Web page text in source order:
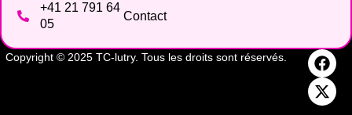
+41 21 791 64
05
Contact
Copyright © 2025 TC-lutry. Tous les droits sont réservés.